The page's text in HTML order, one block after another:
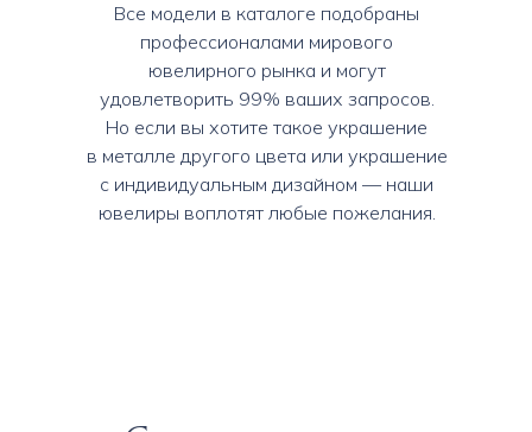
Все модели в каталоге подобраны
профессионалами мирового
ювелирного рынка и могут
удовлетворить 99% ваших запросов.
Но если вы хотите такое украшение
в металле другого цвета или украшение
с индивидуальным дизайном — наши
ювелиры воплотят любые пожелания.